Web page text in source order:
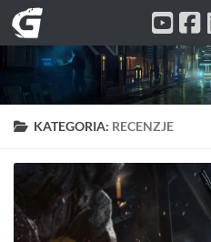
Przeskocz do treści
KATEGORIA: RECENZJE